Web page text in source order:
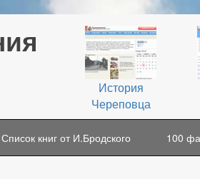
История
Череповца
Список книг от И.Бродского 100